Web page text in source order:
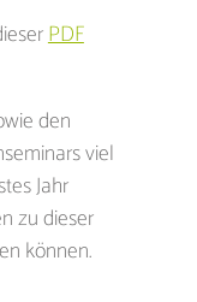
PDF
den
viel
Jahr
zu dieser
können.